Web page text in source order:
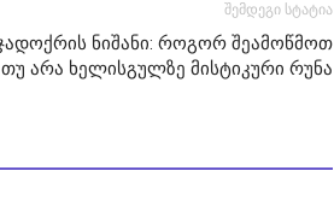
შემდეგი სტატია
ნიშანი: როგორ შეამოწმოთ
არა ხელისგულზე მისტიკური რუნა